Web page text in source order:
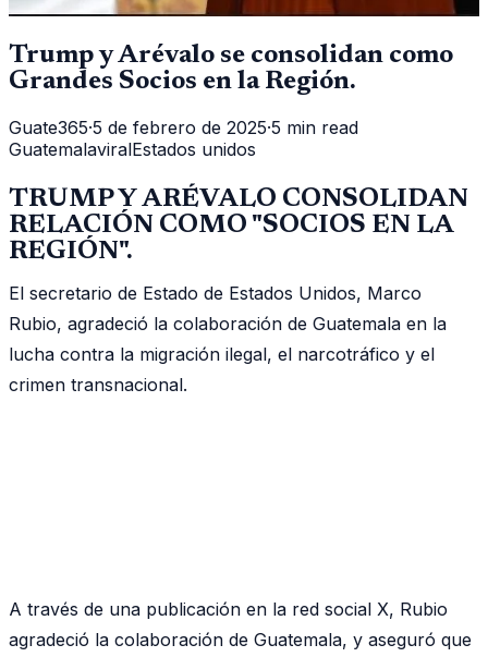
Trump y Arévalo se consolidan como
Grandes Socios en la Región.
Guate365·5 de febrero de 2025·5 min read
GuatemalaviralEstados unidos
TRUMP Y ARÉVALO CONSOLIDAN
RELACIÓN COMO "SOCIOS EN LA
REGIÓN".
El secretario de Estado de Estados Unidos, Marco
Rubio, agradeció la colaboración de Guatemala en la
lucha contra la migración ilegal, el narcotráfico y el
crimen transnacional.
A través de una publicación en la red social X, Rubio
agradeció la colaboración de Guatemala, y aseguró que